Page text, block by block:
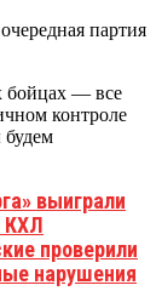
бойцах — все
контроле
выиграли
КХЛ
проверили
нарушения